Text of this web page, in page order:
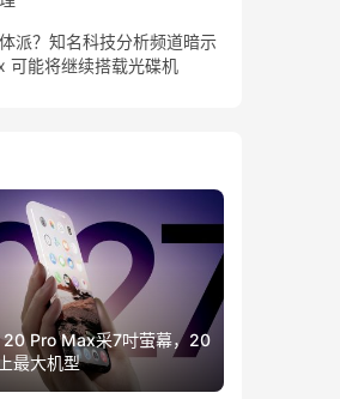
派？知名科技分析频道暗示
可能将继续搭载光碟机
20 Pro Max采7吋萤幕，20
最大机型